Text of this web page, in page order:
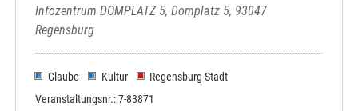
Infozentrum DOMPLATZ 5, Domplatz 5, 93047
Regensburg
Glaube Kultur
Regensburg-Stadt
Veranstaltungsnr.: 7-83871